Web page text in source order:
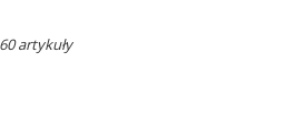
60 artykuły